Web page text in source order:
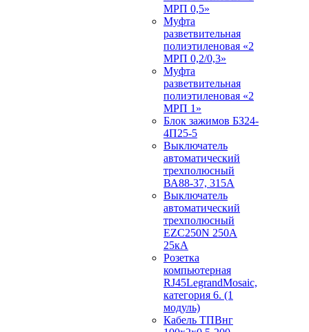
МРП 0,5»
Муфта
разветвительная
полиэтиленовая «2
МРП 0,2/0,3»
Муфта
разветвительная
полиэтиленовая «2
МРП 1»
Блок зажимов БЗ24-
4П25-5
Выключатель
автоматический
трехполюсный
ВА88-37, 315А
Выключатель
автоматический
трехполюсный
EZC250N 250А
25кА
Розетка
компьютерная
RJ45LegrandMosaic,
категория 6. (1
модуль)
Кабель ТПВнг